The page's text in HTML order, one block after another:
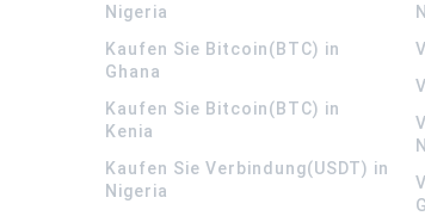
Nigeria
Kaufen Sie Bitcoin(BTC) in
Ghana
Kaufen Sie Bitcoin(BTC) in
Kenia
Kaufen Sie Verbindung(USDT) in
Nigeria